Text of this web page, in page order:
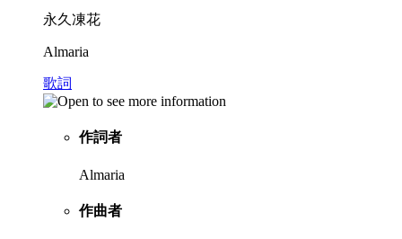
永久凍花
Almaria
歌詞
作詞者
Almaria
作曲者